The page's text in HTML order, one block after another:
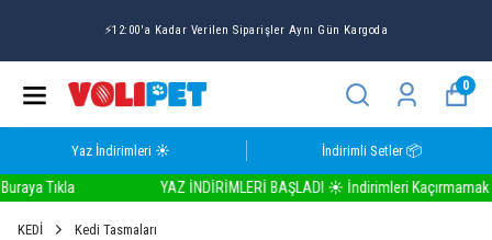
0
Yaz İndirimleri ☀️ İndirimli Setler 📦
Tıkla YAZ İNDİRİMLERİ BAŞLADI ☀️ İndirimleri Kaçırmamak
KEDİ Kedi Tasmaları